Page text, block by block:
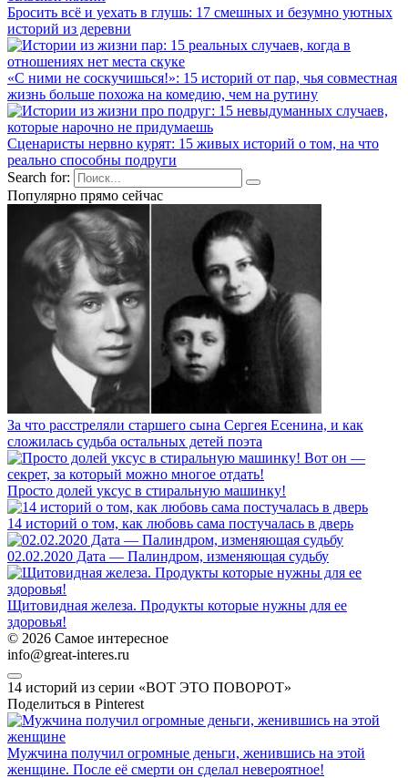
Бросить всё и уехать в глушь: 17 смешных и безумно уютных
историй из деревни
«С ними не соскучишься!»: 15 историй от пар, чья совместная
жизнь больше похожа на комедию, чем на рутину
Сценаристы нервно курят: 15 живых историй о том, на что
реально способны подруги
Search for:
Популярно прямо сейчас
За что расстреляли старшего сына Сергея Есенина, и как
сложилась судьба остальных детей поэта
Просто долей уксус в стиральную машинку!
14 историй о том, как любовь сама постучалась в дверь
02.02.2020 Дата — Палиндром, изменяющая судьбу
Щитовидная железа. Продукты которые нужны для ее
здоровья!
© 2026 Самое интересное
info@great-interes.ru
14 историй из серии «ВОТ ЭТО ПОВОРОТ»
Поделиться в Pinterest
Мужчина получил огромные деньги, женившись на этой
женщине. После её смерти он сделал невероятное!